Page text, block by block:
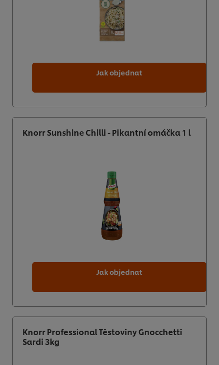
Jak objednat
Knorr Sunshine Chilli - Pikantní omáčka 1 l
Jak objednat
Knorr Professional Těstoviny Gnocchetti
Sardi 3kg